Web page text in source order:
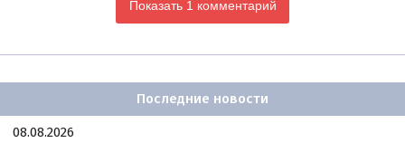
Показать 1 комментарий
Последние новости
08.08.2026